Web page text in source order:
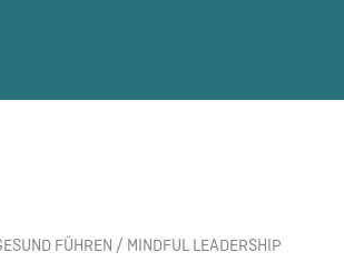
FÜHREN / MINDFUL LEADERSHIP